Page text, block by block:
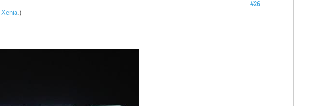
#26
Xenia.)